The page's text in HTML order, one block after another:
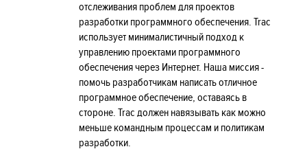
отслеживания проблем для проектов
разработки программного обеспечения. Trac
использует минималистичный подход к
управлению проектами программного
обеспечения через Интернет. Наша миссия -
помочь разработчикам написать отличное
программное обеспечение, оставаясь в
стороне. Trac должен навязывать как можно
меньше командным процессам и политикам
разработки.